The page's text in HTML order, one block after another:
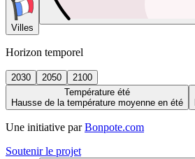
Villes
Horizon temporel
2030 2050
2100
Température été
Hausse de la température moyenne en été
Une initiative par Bonpote.com
Soutenir le projet